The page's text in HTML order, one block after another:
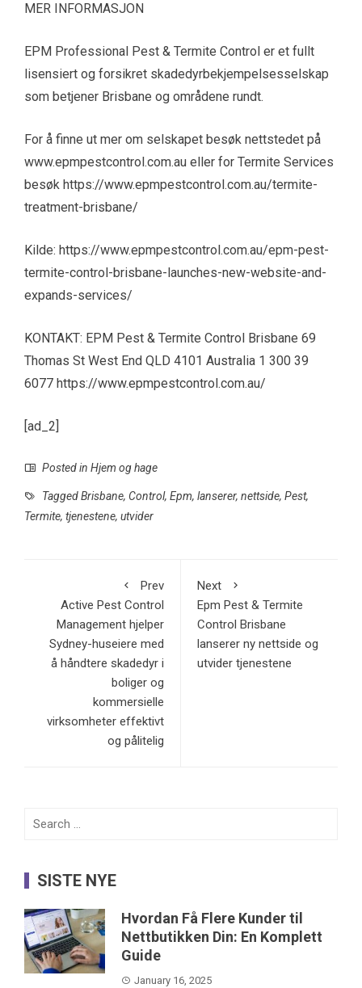
MER INFORMASJON
EPM Professional Pest & Termite Control er et fullt
lisensiert og forsikret skadedyrbekjempelsesselskap
som betjener Brisbane og områdene rundt.
For å finne ut mer om selskapet besøk nettstedet på
www.epmpestcontrol.com.au eller for Termite Services
besøk https://www.epmpestcontrol.com.au/termite-
treatment-brisbane/
Kilde: https://www.epmpestcontrol.com.au/epm-pest-
termite-control-brisbane-launches-new-website-and-
expands-services/
KONTAKT: EPM Pest & Termite Control Brisbane 69
Thomas St West End QLD 4101 Australia 1 300 39
6077 https://www.epmpestcontrol.com.au/
[ad_2]
Posted in Hjem og hage
TaggedBrisbane, Control, Epm, lanserer, nettside, Pest,
Termite, tjenestene, utvider
Prev
Active Pest Control
Management hjelper
Sydney-huseiere med
å håndtere skadedyr i
boliger og
kommersielle
virksomheter effektivt
og pålitelig
Next
Epm Pest & Termite
Control Brisbane
lanserer ny nettside og
utvider tjenestene
Search
SISTE NYE
Hvordan Få Flere Kunder til
Nettbutikken Din: En Komplett
Guide
January 16, 2025